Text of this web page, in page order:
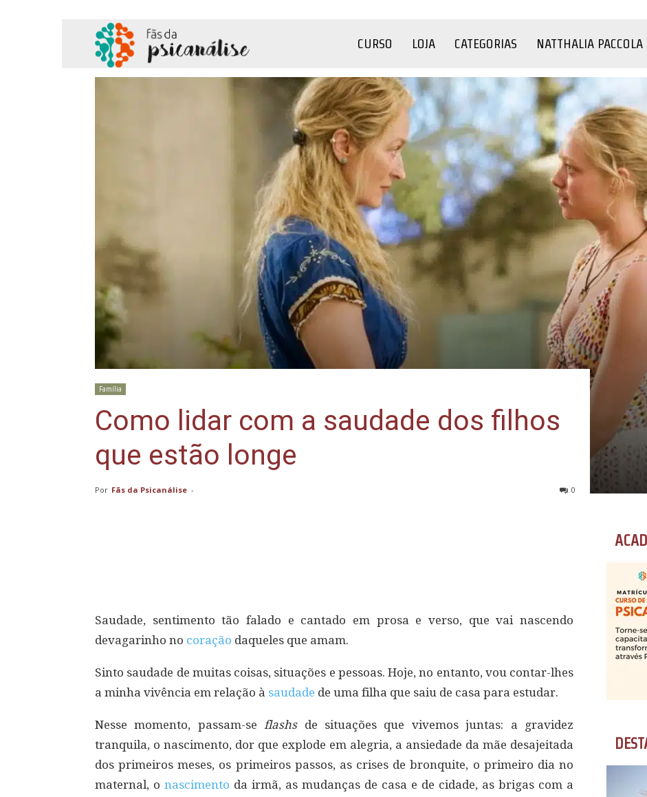
Psicanálise
CURSO LOJA CATEGORIAS NATTHALIA PACCOLA
Família
Como lidar com a saudade dos filhos
que estão longe
Por Fãs da Psicanálise - 0
Saudade, sentimento tão falado e cantado em prosa e verso, que vai nascendo
devagarinho no coração daqueles que amam.
Sinto saudade de muitas coisas, situações e pessoas. Hoje, no entanto, vou contar-lhes
a minha vivência em relação à saudade de uma filha que saiu de casa para estudar.
Nesse momento, passam-seflashsde situações que vivemos juntas: a gravidez
tranquila, o nascimento, dor que explode em alegria, a ansiedade da mãe desajeitada
dos primeiros meses, os primeiros passos, as crises de bronquite, o primeiro dia no
maternal, o nascimento da irmã, as mudanças de casa e de cidade, as brigas com a